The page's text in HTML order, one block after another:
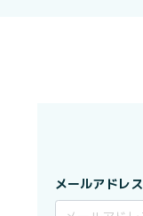
メールアドレス